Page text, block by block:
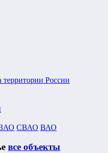
территории России
СВАО ВАО
все объекты